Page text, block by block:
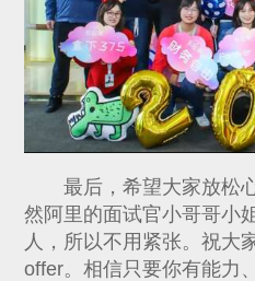
最后，希望大家放松心
然阿里的面试官小哥哥小
人，所以不用紧张。祝大
offer。相信只要你有能力